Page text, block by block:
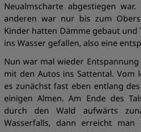
Neualmscharte abgestiegen
anderen war nur bis zum
Kinder hatten Dämme gebaut
ins Wasser gefallen, also eine
Nun war mal wieder
mit den Autos ins Sattental. Vom
es zunächst fast eben entlang
einigen Almen. Am Ende des
durch den Wald aufwärts
Wasserfalls, dann erreicht man